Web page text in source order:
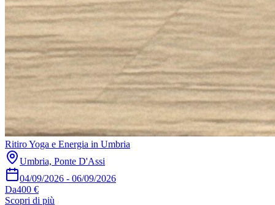
Ritiro Yoga e Energia in Umbria
Umbria, Ponte D'Assi
04/09/2026 - 06/09/2026
Da400 €
Scopri di più